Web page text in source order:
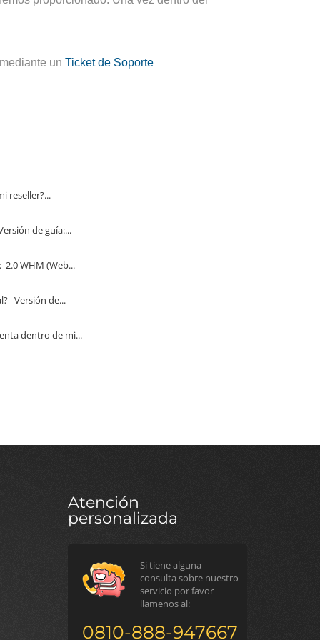
un Ticket de Soporte
reseller?...
de guía:...
2.0 WHM (Web...
Versión de...
dentro de mi...
Atención
personalizada
Si tiene alguna
consulta sobre nuestro
servicio por favor
llamenos al:
0810-888-947667